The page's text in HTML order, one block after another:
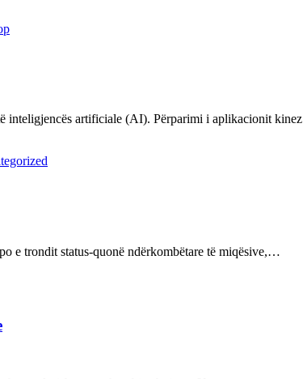
inteligjencës artificiale (AI). Përparimi i aplikacionit
e trondit status-quonë ndërkombëtare të miqësive,…